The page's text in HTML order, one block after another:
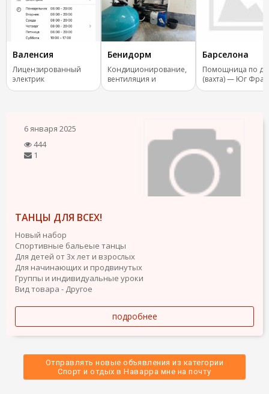
Валенсия
Лицензированный
электрик
Бенидорм
Кондиционирование,
вентиляция и
отопление.
Барселона
Помощница по
(вахта) — Юг
6 января 2025
444
1
ТАНЦЫ ДЛЯ ВСЕХ!
Новый набор
Спортивные бальеые танцы
Для детей от 3х лет и взрослых
Для начинающих и продвинутых
Группы и индивидуальные уроки
Вид товара - Другое
подробнее
Отправлять новые объявления из категории
Спорт и отдых в Наварра мне на почту